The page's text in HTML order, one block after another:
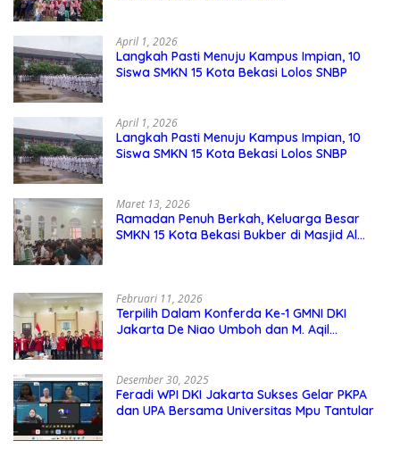
April 1, 2026
Langkah Pasti Menuju Kampus Impian, 10
Siswa SMKN 15 Kota Bekasi Lolos SNBP
April 1, 2026
Langkah Pasti Menuju Kampus Impian, 10
Siswa SMKN 15 Kota Bekasi Lolos SNBP
Maret 13, 2026
Ramadan Penuh Berkah, Keluarga Besar
SMKN 15 Kota Bekasi Bukber di Masjid Al
Februari 11, 2026
Terpilih Dalam Konferda Ke-1 GMNI DKI
Jakarta De Niao Umboh dan M. Aqil
Desember 30, 2025
Feradi WPI DKI Jakarta Sukses Gelar PKPA
dan UPA Bersama Universitas Mpu Tantular